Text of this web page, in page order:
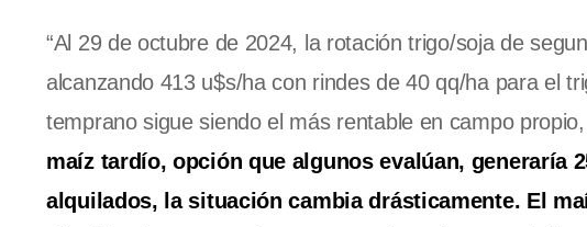
“Al 29 de octubre de 2024, la rotación trigo/soja de
alcanzando 413 u$s/ha con rindes de 40 qq/ha para el
temprano sigue siendo el más rentable en campo
maíz tardío, opción que algunos evalúan, generaría
alquilados, la situación cambia drásticamente. El